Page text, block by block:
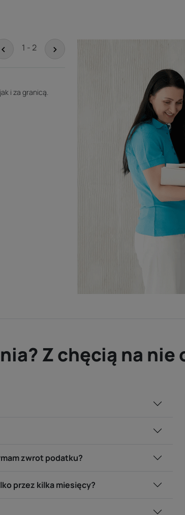
< 1 - 2 >
i za granicą.
Z chęcią na nie
zwrot podatku?
przez kilka miesięcy?